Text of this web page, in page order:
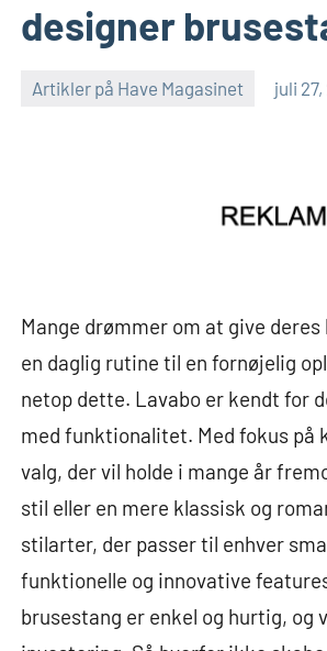
designer
Artikler på Have Magasinet juli
Mange drømmer om at give
en daglig rutine til en fornøjelig
netop dette. Lavabo er kendt for
med funktionalitet. Med fokus
valg, der vil holde i mange år
stil eller en mere klassisk og
stilarter, der passer til enhver
funktionelle og innovative
brusestang er enkel og hurtig, og